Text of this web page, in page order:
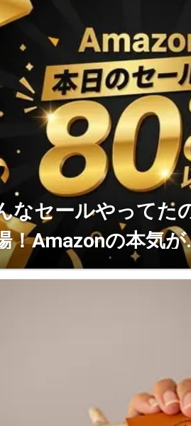
なセールやってた
！Amazonの本気が